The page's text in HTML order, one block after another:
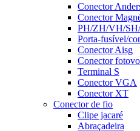
Conector
Conector
PH/ZH/VH/
Porta-fusível/
Conector Aisg
Conector
Terminal S
Conector VGA
Conector XT
Conector de fio
Clipe jacaré
Abraçadeira